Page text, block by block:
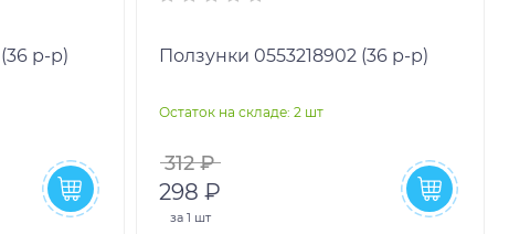
р-р) Ползунки 0553218902 (36 р-р)
Остаток на складе: 2 шт
312 ₽
298 ₽
за 1 шт